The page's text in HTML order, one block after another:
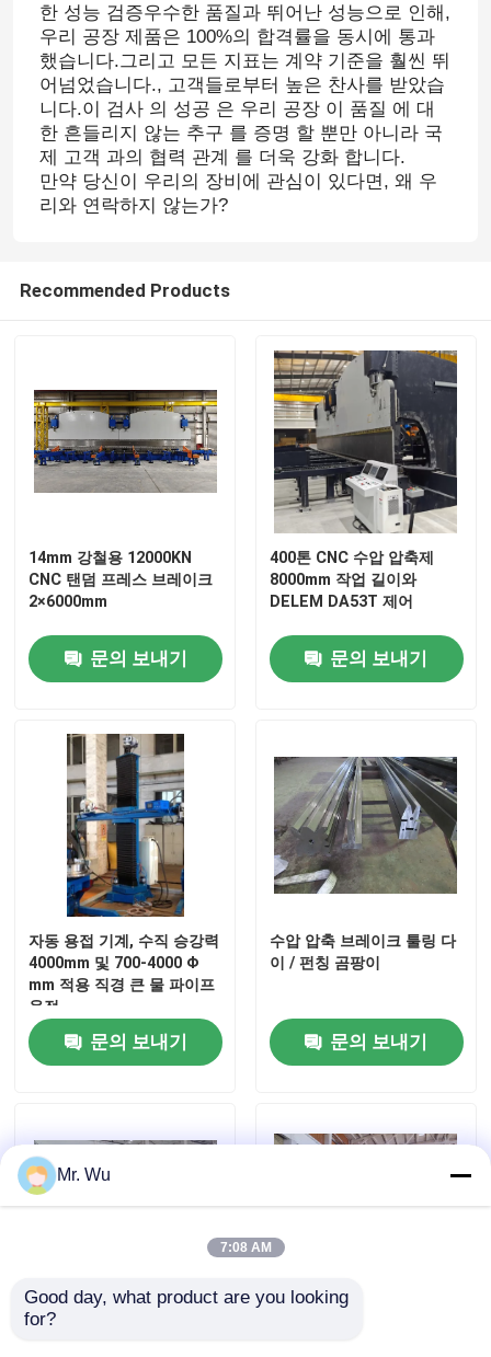
한 성능 검증우수한 품질과 뛰어난 성능으로 인해,
우리 공장 제품은 100%의 합격률을 동시에 통과
했습니다.그리고 모든 지표는 계약 기준을 훨씬 뛰
어넘었습니다., 고객들로부터 높은 찬사를 받았습
니다.이 검사 의 성공 은 우리 공장 이 품질 에 대
한 흔들리지 않는 추구 를 증명 할 뿐만 아니라 국
제 고객 과의 협력 관계 를 더욱 강화 합니다.
만약 당신이 우리의 장비에 관심이 있다면, 왜 우
리와 연락하지 않는가?
Recommended Products
14mm 강철용 12000KN
CNC 탠덤 프레스 브레이크
2×6000mm
문의 보내기
400톤 CNC 수압 압축제
8000mm 작업 길이와
DELEM DA53T 제어
문의 보내기
자동 용접 기계, 수직 승강력
4000mm 및 700-4000 Φ
mm 적용 직경 큰 물 파이프
용접
문의 보내기
수압 압축 브레이크 툴링 다
이 / 펀칭 곰팡이
문의 보내기
중용용용용 압축 브레이크
Mr. Wu
7:08 AM
Good day, what product are you looking
for?